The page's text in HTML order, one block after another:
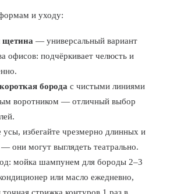
и уходу:
щетина — универсальный вариант
офисов: подчёркивает челюсть и
борода с чистыми линиями
воротником — отличный выбор
усы, избегайте чрезмерно длинных и
они могут выглядеть театрально.
мойка шампунем для бороды 2–3
или масло ежедневно,